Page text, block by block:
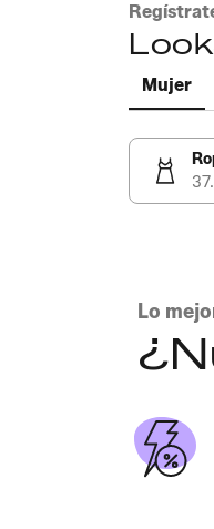
Mujer
Lo